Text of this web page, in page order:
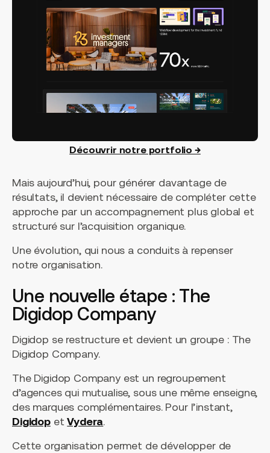
Découvrir notre portfolio →
Mais aujourd’hui, pour générer davantage de
résultats, il devient nécessaire de compléter cette
approche par un accompagnement plus global et
structuré sur l’acquisition organique.
Une évolution, qui nous a conduits à repenser
notre organisation.
Une nouvelle étape : The
Digidop Company
Digidop se restructure et devient un groupe : The
Digidop Company.
The Digidop Company est un regroupement
d’agences qui mutualise, sous une même enseigne,
des marques complémentaires. Pour l’instant,
DigidopetVydera.
Cette organisation permet de développer de